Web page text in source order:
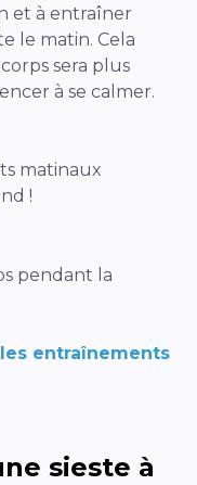
et à entraîner
le matin. Cela
sera plus
à se calmer.
matinaux
!
pendant la
entraînements
sieste à